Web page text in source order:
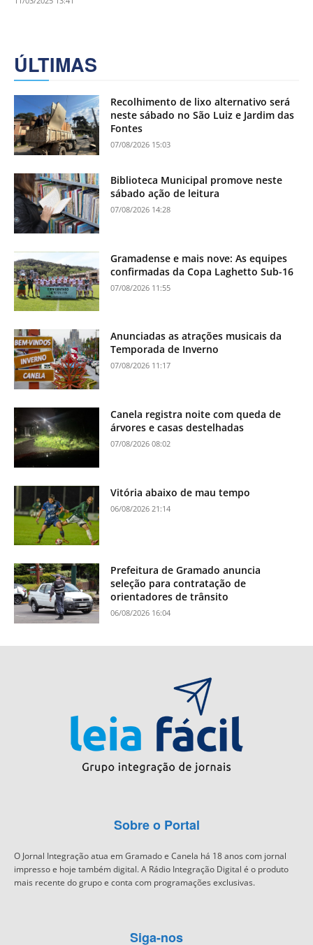
ÚLTIMAS
Recolhimento de lixo alternativo será
neste sábado no São Luiz e Jardim das
Fontes
07/08/2026 15:03
Biblioteca Municipal promove neste
sábado ação de leitura
07/08/2026 14:28
Gramadense e mais nove: As equipes
confirmadas da Copa Laghetto Sub-16
07/08/2026 11:55
Anunciadas as atrações musicais da
Temporada de Inverno
07/08/2026 11:17
Canela registra noite com queda de
árvores e casas destelhadas
07/08/2026 08:02
Vitória abaixo de mau tempo
06/08/2026 21:14
Prefeitura de Gramado anuncia
seleção para contratação de
orientadores de trânsito
06/08/2026 16:04
Sobre o Portal
O Jornal Integração atua em Gramado e Canela há 18 anos com jornal
impresso e hoje também digital. A Rádio Integração Digital é o produto
mais recente do grupo e conta com programações exclusivas.
Siga-nos